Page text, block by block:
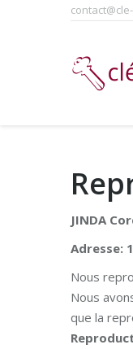
JINDA
Adresse:
Nous
Nous
que la